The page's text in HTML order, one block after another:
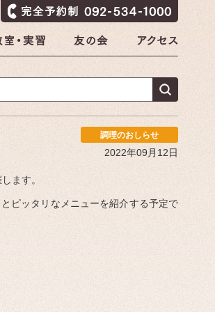
調理のおしらせ
2022年09月12日
ます。
ピッタリなメニューを紹介する予定で